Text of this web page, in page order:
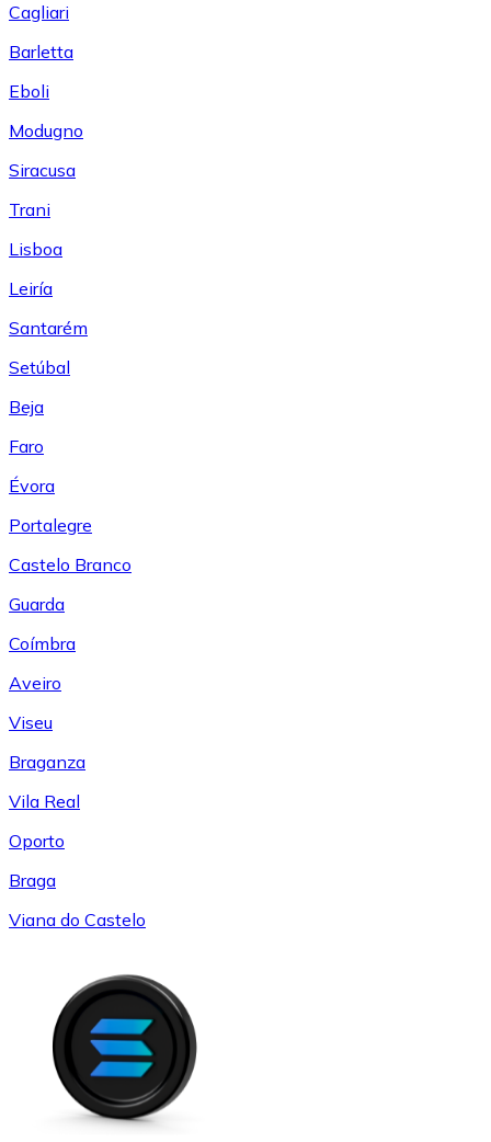
Cagliari
Barletta
Eboli
Modugno
Siracusa
Trani
Lisboa
Leiría
Santarém
Setúbal
Beja
Faro
Évora
Portalegre
Castelo Branco
Guarda
Coímbra
Aveiro
Viseu
Braganza
Vila Real
Oporto
Braga
Viana do Castelo